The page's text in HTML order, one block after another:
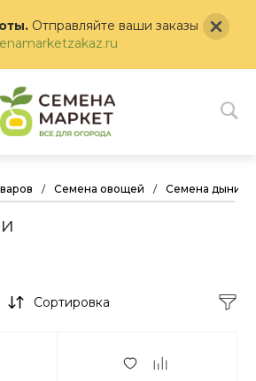
Отправляйте ваши заказы
/ Семена овощей / Семена дыни
Сортировка